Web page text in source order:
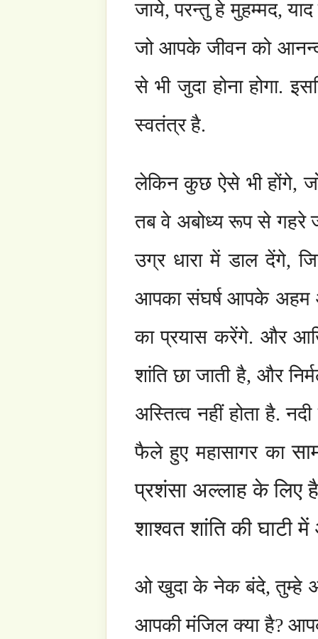
नीचे की कड़ियाँ आपके यात्रा को सफल बनाने में
शेख नजीम कौन है?
सुह्बह क्या हैं?
यह साईट आपकी मदद कैसे कर सकता हैं?
इस साईट का उपयोग कैसे करे?
मौलाना शेख नाजिम के सुह्बह्स में गोता लगाये.
आइये, आपकी यात्रा की शुरूआत करे!
यदि आप भटक जाते है या आपको किसी प्रकार की
मेल करे या ट्वीटर (SufiHub), फेसबुक (SufiHub) पर